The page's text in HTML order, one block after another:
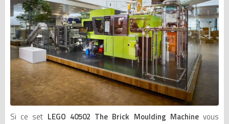
Si ce set LEGO 40502 The Brick Moulding Machinevous